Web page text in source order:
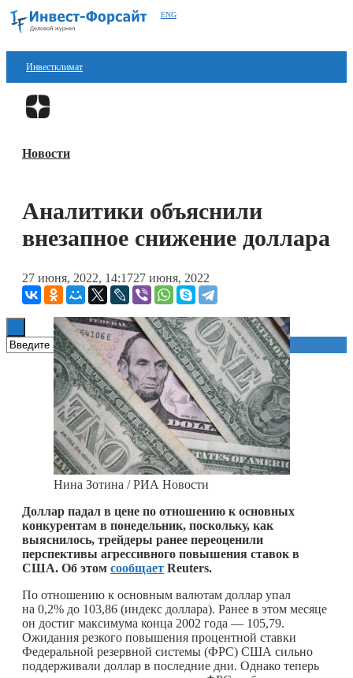
ENG
Инвестклимат
Финансы
Блокчейн
Книги
Новости
Аналитики объяснили
внезапное снижение доллара
27 июня, 2022, 14:1727 июня, 2022
Нина Зотина / РИА Новости
Доллар падал в цене по отношению к основных
конкурентам в понедельник, поскольку, как
выяснилось, трейдеры ранее переоценили
перспективы агрессивного повышения ставок в
США. Об этом сообщает Reuters.
По отношению к основным валютам доллар упал
на 0,2% до 103,86 (индекс доллара). Ранее в этом месяце
он достиг максимума конца 2002 года — 105,79.
Ожидания резкого повышения процентной ставки
Федеральной резервной системы (ФРС) США сильно
поддерживали доллар в последние дни. Однако теперь